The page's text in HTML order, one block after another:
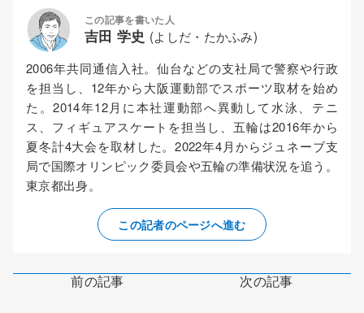
この記事を書いた人
吉田 学史 (よしだ・たかふみ)
2006年共同通信入社。仙台などの支社局で警察や行政
を担当し、12年から大阪運動部でスポーツ取材を始め
た。2014年12月に本社運動部へ異動して水泳、テニ
ス、フィギュアスケートを担当し、五輪は2016年から
夏冬計4大会を取材した。2022年4月からジュネーブ支
局で国際オリンピック委員会や五輪の準備状況を追う。
東京都出身。
この記者のページへ進む
前の記事 次の記事